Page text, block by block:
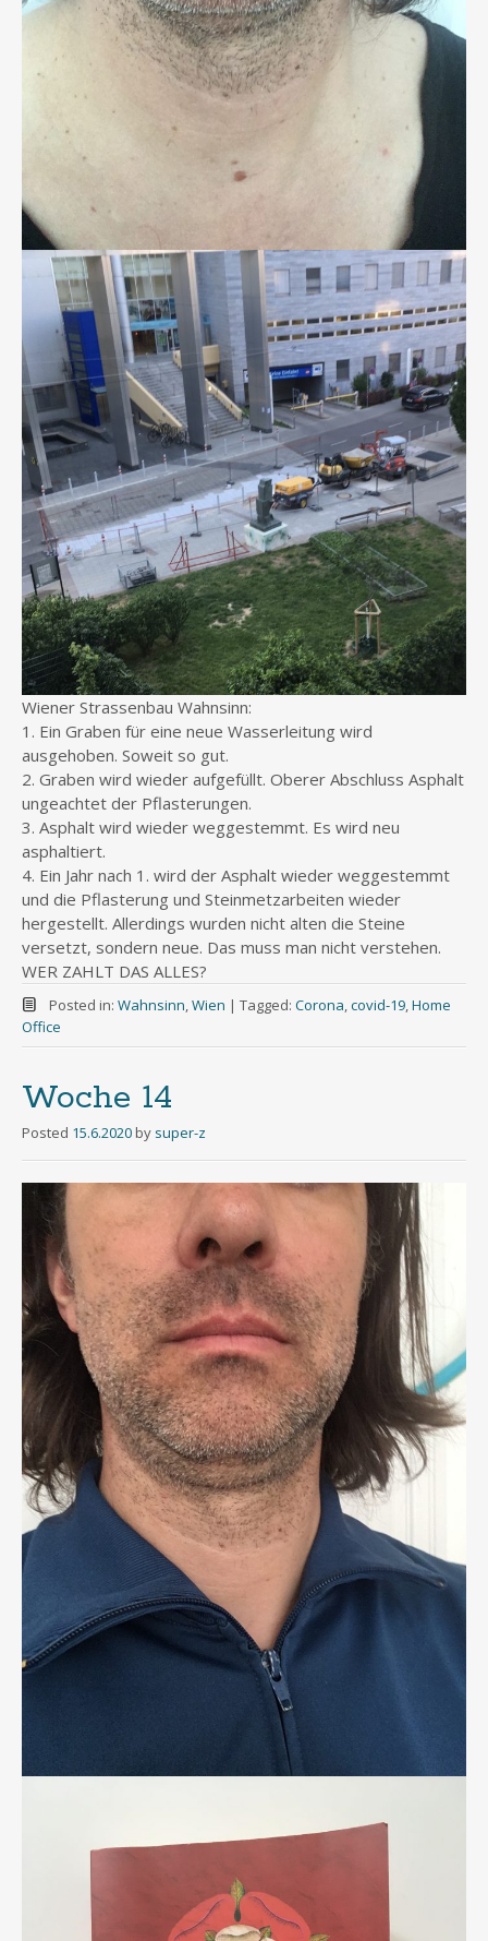
Wiener Strassenbau Wahnsinn:
1. Ein Graben für eine neue Wasserleitung wird
ausgehoben. Soweit so gut.
2. Graben wird wieder aufgefüllt. Oberer Abschluss Asphalt
ungeachtet der Pflasterungen.
3. Asphalt wird wieder weggestemmt. Es wird neu
asphaltiert.
4. Ein Jahr nach 1. wird der Asphalt wieder weggestemmt
und die Pflasterung und Steinmetzarbeiten wieder
hergestellt. Allerdings wurden nicht alten die Steine
versetzt, sondern neue. Das muss man nicht verstehen.
WER ZAHLT DAS ALLES?
Posted in: Wahnsinn Wien | Tagged: Corona covid-19, Home
Office
Woche 14
Posted 15.6.2020 by super-z